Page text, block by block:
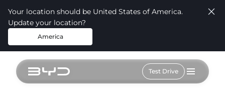
Your location should be United States of America.
Update your location?
America
Test Drive